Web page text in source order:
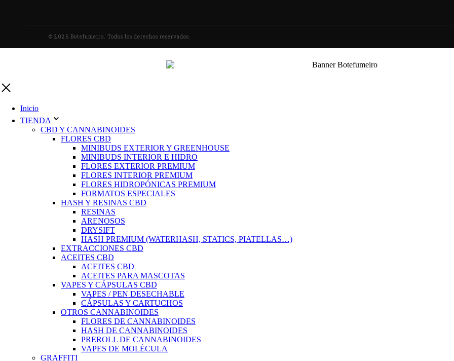
© 2026 Botefumeiro. Todos los derechos reservados.
Inicio
TIENDA
CBD Y CANNABINOIDES
FLORES CBD
MINIBUDS EXTERIOR Y GREENHOUSE
MINIBUDS INTERIOR E HIDRO
FLORES EXTERIOR PREMIUM
FLORES INTERIOR PREMIUM
FLORES HIDROPÓNICAS PREMIUM
FORMATOS ESPECIALES
HASH Y RESINAS CBD
RESINAS
ARENOSOS
DRYSIFT
HASH PREMIUM (WATERHASH, STATICS, PIATELLAS…)
EXTRACCIONES CBD
ACEITES CBD
ACEITES CBD
ACEITES PARA MASCOTAS
VAPES Y CÁPSULAS CBD
VAPES / PEN DESECHABLE
CÁPSULAS Y CARTUCHOS
OTROS CANNABINOIDES
FLORES DE CANNABINOIDES
HASH DE CANNABINOIDES
PREROLL DE CANNABINOIDES
VAPES DE MOLÉCULA
GRAFFITI